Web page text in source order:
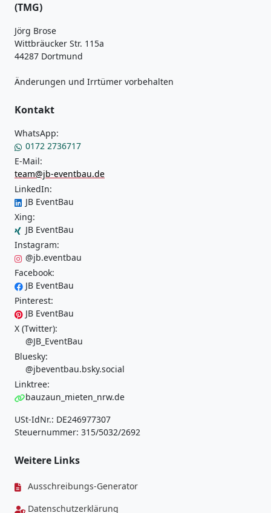
(TMG)
Jörg Brose
Wittbräucker Str. 115a
44287 Dortmund
Änderungen und Irrtümer vorbehalten
Kontakt
WhatsApp:
0172 2736717
E-Mail:
team@jb-eventbau.de
LinkedIn:
JB EventBau
Xing:
JB EventBau
Instagram:
@jb.eventbau
Facebook:
JB EventBau
Pinterest:
JB EventBau
X (Twitter):
@JB_EventBau
Bluesky:
@jbeventbau.bsky.social
Linktree:
bauzaun_mieten_nrw.de
USt-IdNr.: DE246977307
Steuernummer: 315/5032/2692
Weitere Links
Ausschreibungs-Generator
Datenschutzerklärung